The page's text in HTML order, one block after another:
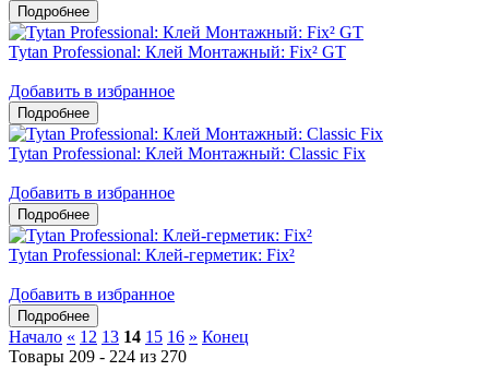
Tytan Professional: Клей Монтажный: Fix² GT
Добавить в избранное
Tytan Professional: Клей Монтажный: Classic Fix
Добавить в избранное
Tytan Professional: Клей-герметик: Fix²
Добавить в избранное
Начало « 12 13 14 15 16 » Конец
Товары 209 - 224 из 270